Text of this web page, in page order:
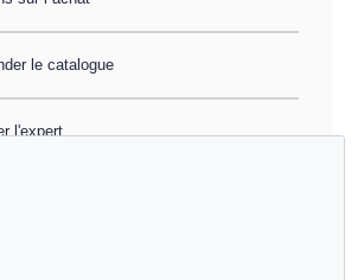
le catalogue
l'expert